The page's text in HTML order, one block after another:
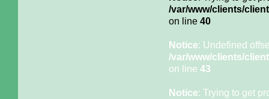
/var/www/clients/
on line 40
Notice: Undefined
/var/www/clients/
on line 43
Notice: Trying to get